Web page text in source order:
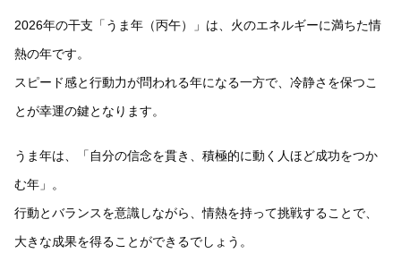
2026年の干支「うま年（丙午）」は、火のエネルギーに満ちた情
熱の年です。
スピード感と行動力が問われる年になる一方で、冷静さを保つこ
とが幸運の鍵となります。
うま年は、「自分の信念を貫き、積極的に動く人ほど成功をつか
む年」。
行動とバランスを意識しながら、情熱を持って挑戦することで、
大きな成果を得ることができるでしょう。